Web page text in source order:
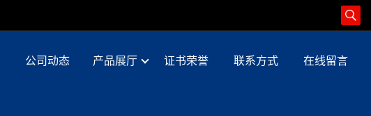
公司动态 产品展厅 证书荣誉 联系方式 在线留言